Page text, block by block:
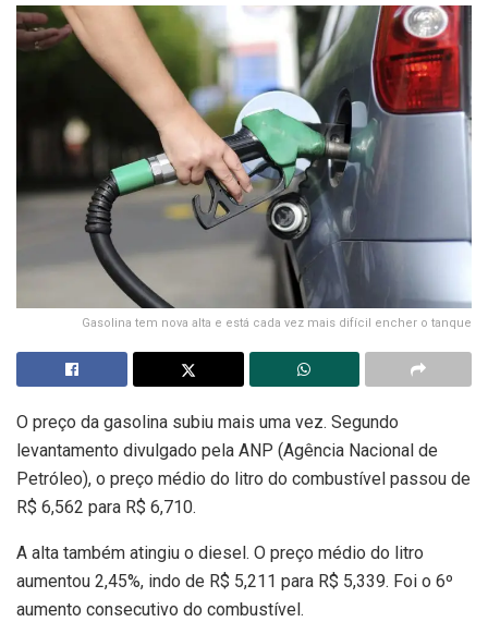
Gasolina tem nova alta e está cada vez mais difícil encher o tanque
O preço da gasolina subiu mais uma vez. Segundo
levantamento divulgado pela ANP (Agência Nacional de
Petróleo), o preço médio do litro do combustível passou de
R$ 6,562 para R$ 6,710.
A alta também atingiu o diesel. O preço médio do litro
aumentou 2,45%, indo de R$ 5,211 para R$ 5,339. Foi o 6º
aumento consecutivo do combustível.